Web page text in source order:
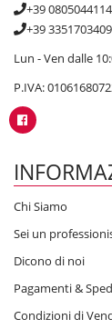
+39 0805044114
+39 3351703409
Lun - Ven dalle
P.IVA:
Chi Siamo
Sei un
Dicono di noi
Pagamenti &
Condizioni di